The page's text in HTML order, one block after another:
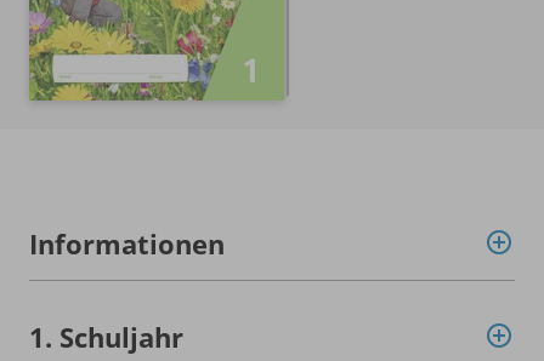
Informationen
1. Schuljahr